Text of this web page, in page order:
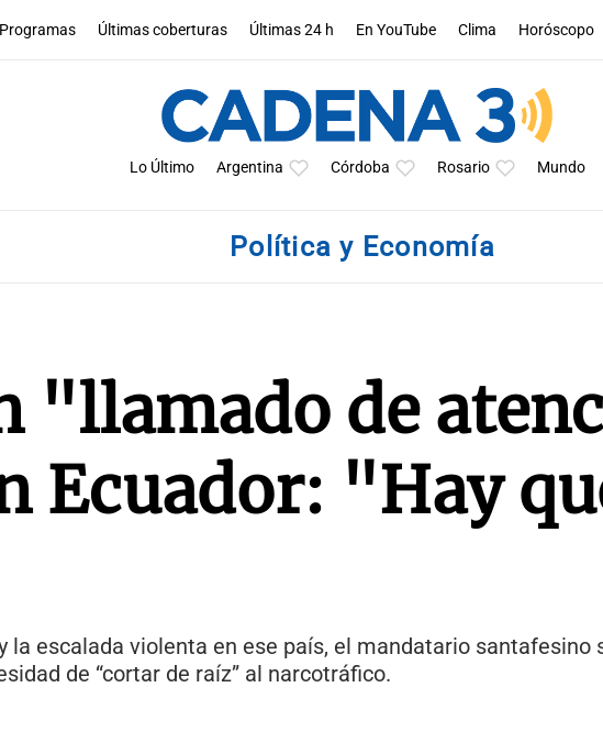
Programas Últimas coberturas Últimas 24 h En YouTube Clima Horóscopo
Lo Último Argentina Córdoba Rosario Mundo
Política y Economía
"llamado de
Ecuador: "Hay
la escalada violenta en ese país, el mandatario santafesino
de “cortar de raíz” al narcotráfico.